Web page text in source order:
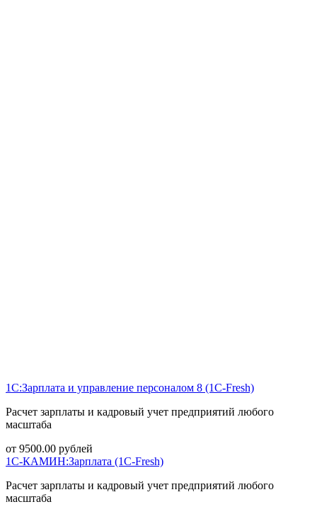
1С:Зарплата и управление персоналом 8 (1С-Fresh)
Расчет зарплаты и кадровый учет предприятий любого
масштаба
от 9500.00 рублей
1С-КАМИН:Зарплата (1С-Fresh)
Расчет зарплаты и кадровый учет предприятий любого
масштаба